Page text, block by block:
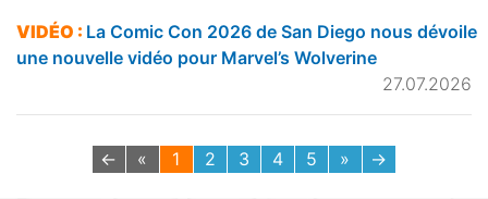
VIDÉO : La Comic Con 2026 de San Diego nous dévoile
une nouvelle vidéo pour Marvel’s Wolverine
27.07.2026
← « 1 2 3 4 5 » →